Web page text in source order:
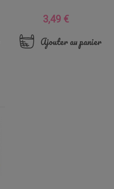
Prix
3,49 €
Ajouter au panier